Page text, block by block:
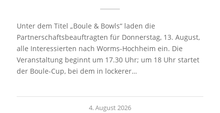
Unter dem Titel „Boule & Bowls“ laden die
Partnerschaftsbeauftragten für Donnerstag, 13. August,
alle Interessierten nach Worms-Hochheim ein. Die
Veranstaltung beginnt um 17.30 Uhr; um 18 Uhr startet
der Boule-Cup, bei dem in lockerer…
4. August 2026